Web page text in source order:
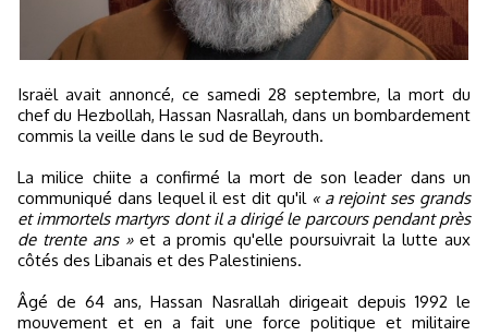
Israël avait annoncé, ce samedi 28 septembre, la mort du
chef du Hezbollah, Hassan Nasrallah, dans un bombardement
commis la veille dans le sud de Beyrouth.
La milice chiite a confirmé la mort de son leader dans un
communiqué dans lequel il est dit qu'il « a rejoint ses grands
et immortels martyrs dont il a dirigé le parcours pendant près
de trente ans »et a promis qu'elle poursuivrait la lutte aux
côtés des Libanais et des Palestiniens.
Âgé de 64 ans, Hassan Nasrallah dirigeait depuis 1992 le
mouvement et en a fait une force politique et militaire